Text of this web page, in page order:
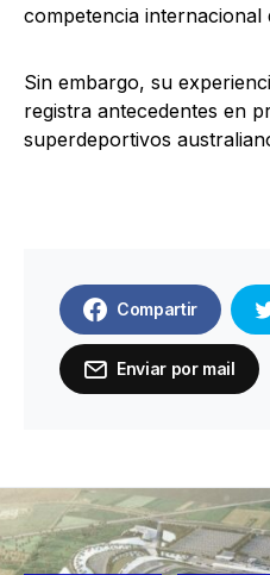
competencia internacional
Sin embargo, su
registra antecedentes en
superdeportivos
Compartir
Enviar por mail